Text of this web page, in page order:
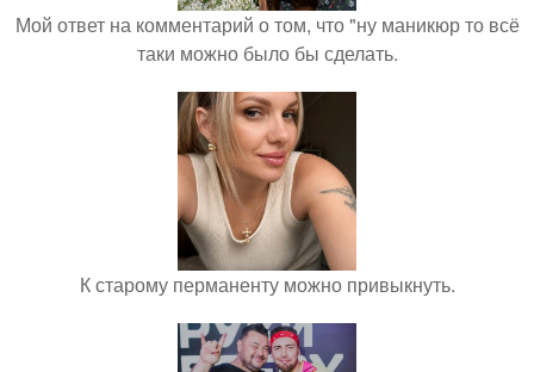
Мой ответ на комментарий о том, что "ну маникюр то всё
таки можно было бы сделать.
К старому перманенту можно привыкнуть.